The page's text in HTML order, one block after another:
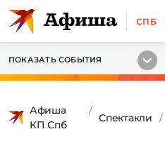
СПБ
ПОКАЗАТЬ СОБЫТИЯ
Афиша
КП Спб
Спектакли